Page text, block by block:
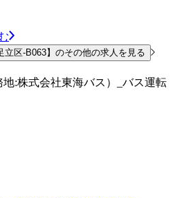
区-B063】のその他の求人を見る
:株式会社東海バス）_バス運転